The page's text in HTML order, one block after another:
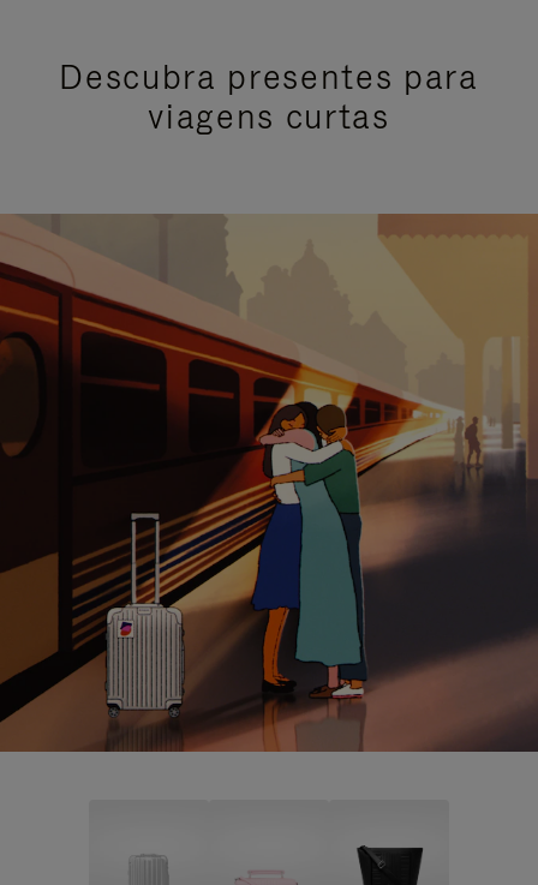
Descubra presentes para
viagens curtas